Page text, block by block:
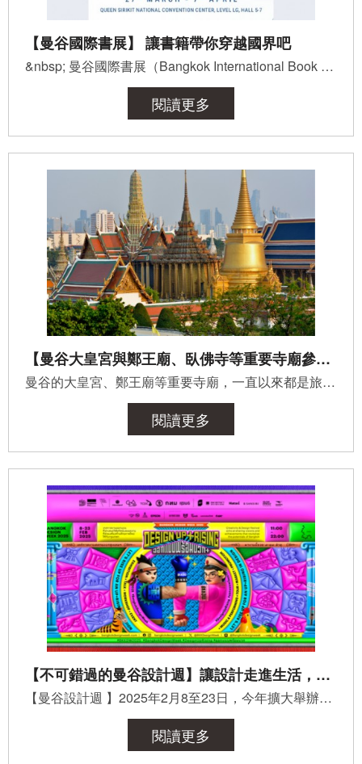
【曼谷國際書展】 讓書籍帶你穿越國界吧
&nbsp; 曼谷國際書展（Bangkok International Book Fair）是泰國規模最大、最受矚目的書展之一，每年吸引...
閱讀更多
【曼谷大皇宮與鄭王廟、臥佛寺等重要寺廟參觀必看】服裝規定與官方網站購票資訊
曼谷的大皇宮、鄭王廟等重要寺廟，一直以來都是旅客來泰國的必訪景點。然而，在參觀這些地方時，有一些重要...
閱讀更多
【不可錯過的曼谷設計週】讓設計走進生活，泰國創意大爆發
【曼谷設計週 】2025年2月8至23日，今年擴大舉辦，長達16天～遊泰免簽證，推薦大家買機票飛來看！ &nbsp; ...
閱讀更多